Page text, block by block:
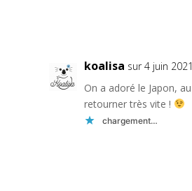
koalisa sur 4 juin
On a adoré le Japon,
retourner très vite !
chargement…